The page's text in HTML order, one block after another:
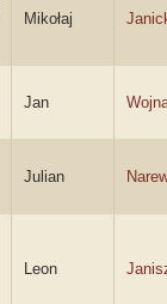
Mikołaj
Jan
Julian
Leon